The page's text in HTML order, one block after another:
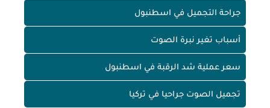
جراحة التجميل في اسطنبول
أسباب تغير نبرة الصوت
سعر عملية شد الرقبة في اسطنبول
تجميل الصوت جراحيا في تركيا